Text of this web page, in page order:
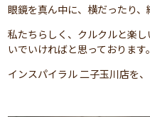
眼鏡を真ん中に、横だったり、
私たちらしく、クルクルと楽
いでいければと思っております。
インスパイラル 二子玉川店を